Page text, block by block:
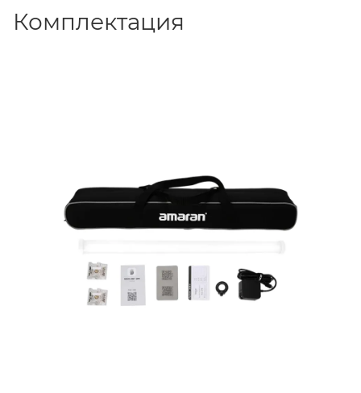
Комплектация